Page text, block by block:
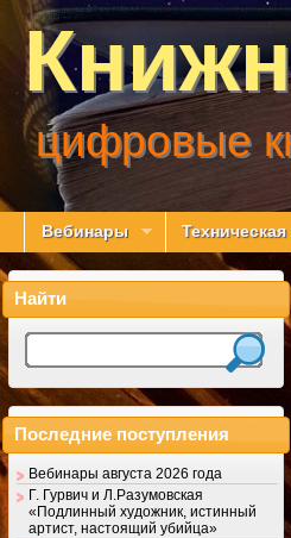
цифровые
Вебинары
Найти
Последние поступления
Вебинары августа 2026 года
Г. Гурвич и Л.Разумовская
«Подлинный художник, истинный
артист, настоящий убийца»